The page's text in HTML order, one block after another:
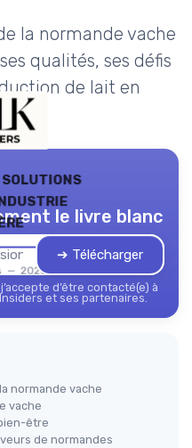
la normande vache
qualités, ses défis
de lait en
solutions
— 2026
le livre blanc
➔ Télécharger
d’être contacté(e) à
et ses partenaires.
normande vache
vache
être
de normandes